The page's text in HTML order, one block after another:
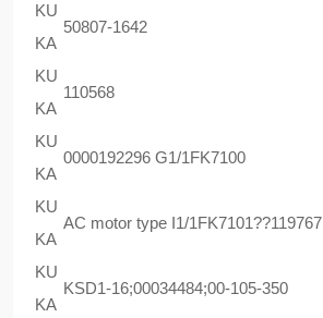
KU
KA
50807-1642
KU
KA
110568
KU
KA
0000192296 G1/1FK7100
KU
KA
AC motor type I1/1FK7101??119767
KU
KA
KSD1-16;00034484;00-105-350